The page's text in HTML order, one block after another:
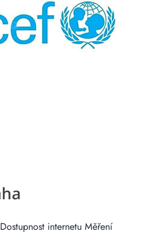
Dostupnost internetu Měření